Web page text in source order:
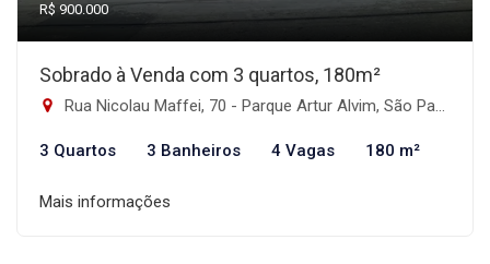
R$ 900.000
Sobrado à Venda com 3 quartos, 180m²
Rua Nicolau Maffei, 70 - Parque Artur Alvim, São Paulo-SP
3 Quartos 3 Banheiros 4 Vagas 180 m²
Mais informações